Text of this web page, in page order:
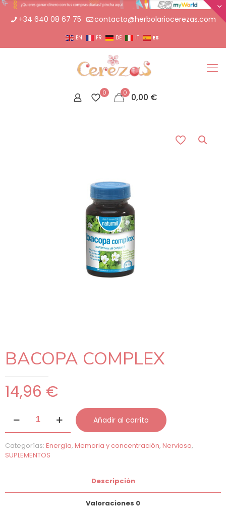
+34 640 08 67 75 contacto@herbolariocerezas.com
EN FR DE IT ES
0 0 0,00 €
BACOPA COMPLEX
14,96 €
COMPLEX
cantidad
Añadir al carrito
Categorías: Energía, Memoria y concentración, Nervioso,
SUPLEMENTOS
Descripción
Valoraciones 0